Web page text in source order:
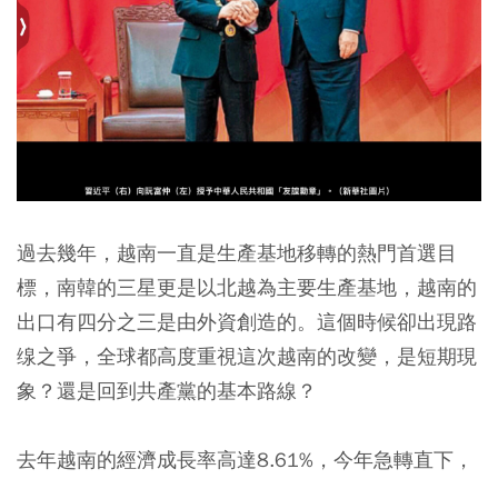
過去幾年，越南一直是生產基地移轉的熱門首選目
標，南韓的三星更是以北越為主要生產基地，越南的
出口有四分之三是由外資創造的。這個時候卻出現路
缐之爭，全球都高度重視這次越南的改變，是短期現
象？還是回到共產黨的基本路線？
去年越南的經濟成長率高達8.61%，今年急轉直下，